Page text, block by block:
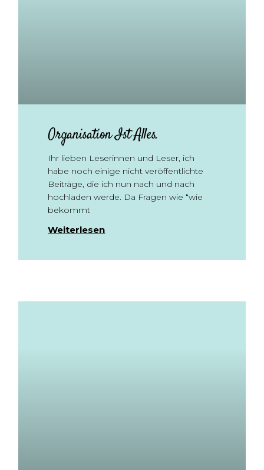
Organisation Ist Alles.
Ihr lieben Leserinnen und Leser, ich
habe noch einige nicht veröffentlichte
Beiträge, die ich nun nach und nach
hochladen werde. Da Fragen wie “wie
bekommt
Weiterlesen